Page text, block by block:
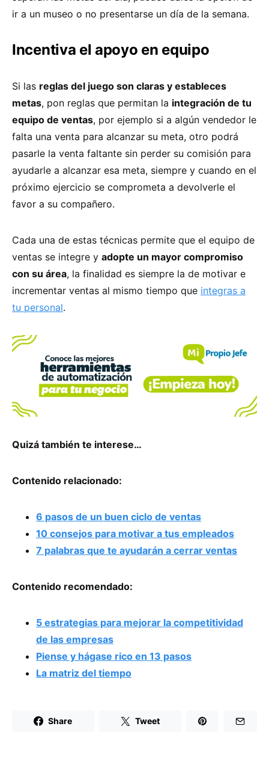
ir a un museo o no presentarse un día de la semana.
Incentiva el apoyo en equipo
Si las reglas del juego son claras y estableces
metas, pon reglas que permitan la integración de tu
equipo de ventas, por ejemplo si a algún vendedor le
falta una venta para alcanzar su meta, otro podrá
pasarle la venta faltante sin perder su comisión para
ayudarle a alcanzar esa meta, siempre y cuando en el
próximo ejercicio se comprometa a devolverle el
favor a su compañero.
Cada una de estas técnicas permite que el equipo de
ventas se integre y adopte un mayor compromiso
con su área, la finalidad es siempre la de motivar e
incrementar ventas al mismo tiempo que integras a
tu personal.
Quizá también te interese…
Contenido relacionado:
6 pasos de un buen ciclo de ventas
10 consejos para motivar a tus empleados
7 palabras que te ayudarán a cerrar ventas
Contenido recomendado:
5 estrategias para mejorar la competitividad
de las empresas
Piense y hágase rico en 13 pasos
La matriz del tiempo
Share Tweet